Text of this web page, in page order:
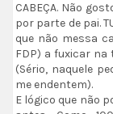
CABEÇA. Não
por parte de pai.
que não messa
FDP) a fuxicar
(Sério, naquele
me endentem).
E lógico que não